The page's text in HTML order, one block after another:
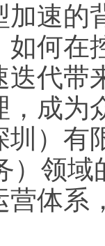
加速的
如何在
迭代带
，成为
圳）有
）领
营体系